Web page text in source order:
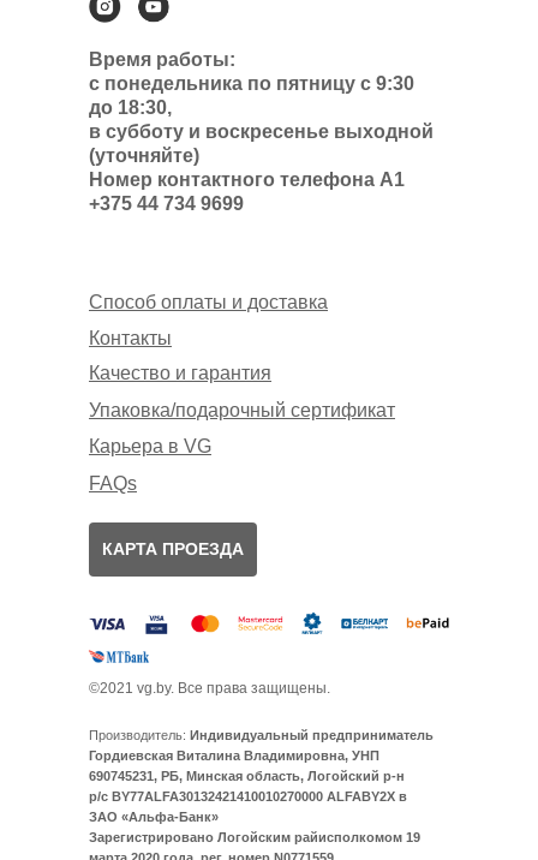
Время работы:
с понедельника по пятницу с 9:30
до 18:30,
в субботу и воскресенье выходной
(уточняйте)
Номер контактного телефона А1
+375 44 734 9699
Производитель: Индивидуальный предприниматель
Гордиевская Виталина Владимировна, УНП
690745231, РБ, Минская область, Логойский р-н
р/с BY77ALFA30132421410010270000 ALFABY2X в
ЗАО «Альфа-Банк»
Зарегистрировано Логойским райисполкомом 19
Способ оплаты и доставка
Контакты
КАРТА ПРОЕЗДА
Упаковка/подарочный сертификат
FAQs
Карьера в VG
©2021 vg.by. Все права защищены.
Качество и гарантия